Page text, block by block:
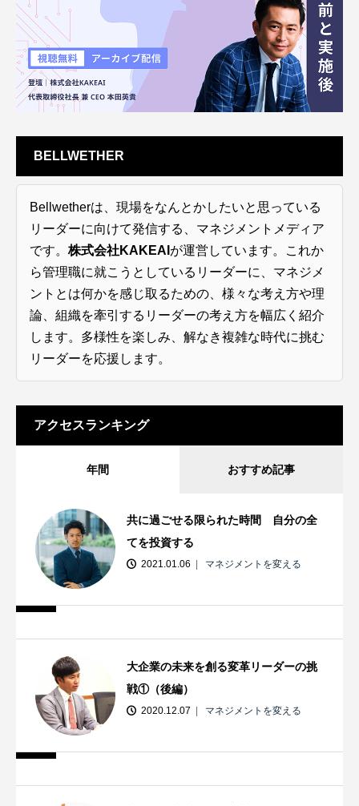
BELLWETHER
Bellwetherは、現場をなんとかしたいと思っている
リーダーに向けて発信する、マネジメントメディア
です。 株式会社KAKEAI が運営しています。これか
ら管理職に就こうとしているリーダーに、マネジメ
ントとは何かを感じ取るための、様々な考え方や理
論、組織を牽引するリーダーの考え方を幅広く紹介
します。多様性を楽しみ、解なき複雑な時代に挑む
リーダーを応援します。
アクセスランキング
年間 おすすめ記事
共に過ごせる限られた時間 自分の全
てを投資する
2021.01.06 マネジメントを変える
大企業の未来を創る変革リーダーの挑
戦①（後編）
2020.12.07 マネジメントを変える